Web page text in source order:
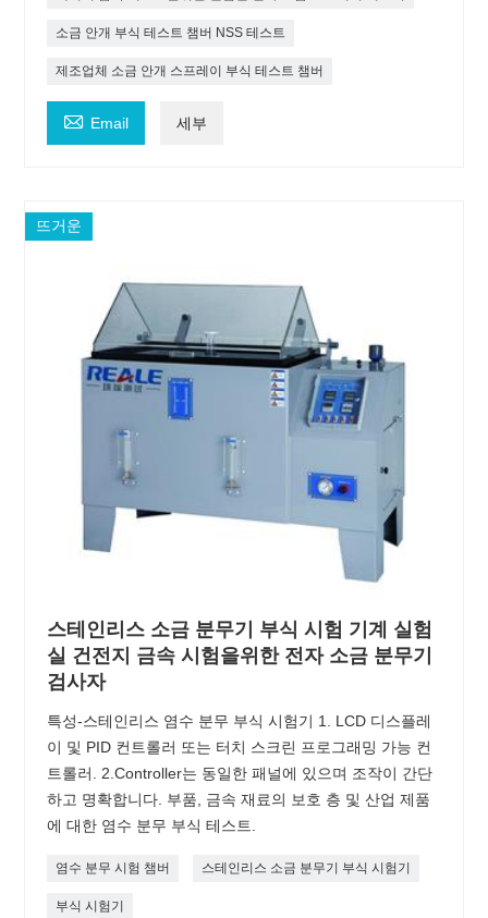
소금 안개 부식 테스트 챔버 NSS 테스트
제조업체 소금 안개 스프레이 부식 테스트 챔버
 Email 세부
뜨거운
스테인리스 소금 분무기 부식 시험 기계 실험
실 건전지 금속 시험을위한 전자 소금 분무기
검사자
특성-스테인리스 염수 분무 부식 시험기 1. LCD 디스플레
이 및 PID 컨트롤러 또는 터치 스크린 프로그래밍 가능 컨
트롤러. 2.Controller는 동일한 패널에 있으며 조작이 간단
하고 명확합니다. 부품, 금속 재료의 보호 층 및 산업 제품
에 대한 염수 분무 부식 테스트.
염수 분무 시험 챔버 스테인리스 소금 분무기 부식 시험기
부식 시험기